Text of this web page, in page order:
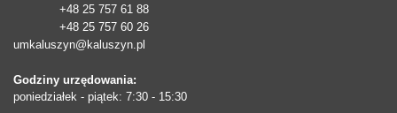
+48 25 757 61 88
+48 25 757 60 26
umkaluszyn@kaluszyn.pl
Godziny urzędowania:
poniedziałek - piątek: 7:30 - 15:30